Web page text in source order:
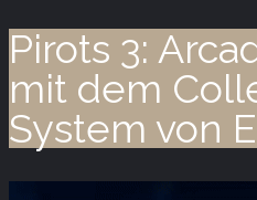
Pirots 3:
mit dem
System von